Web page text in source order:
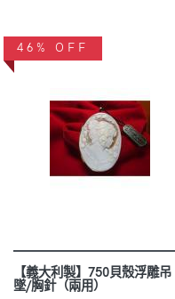
46% OFF
【義大利製】750貝殼浮雕吊
墜/胸針（兩用）